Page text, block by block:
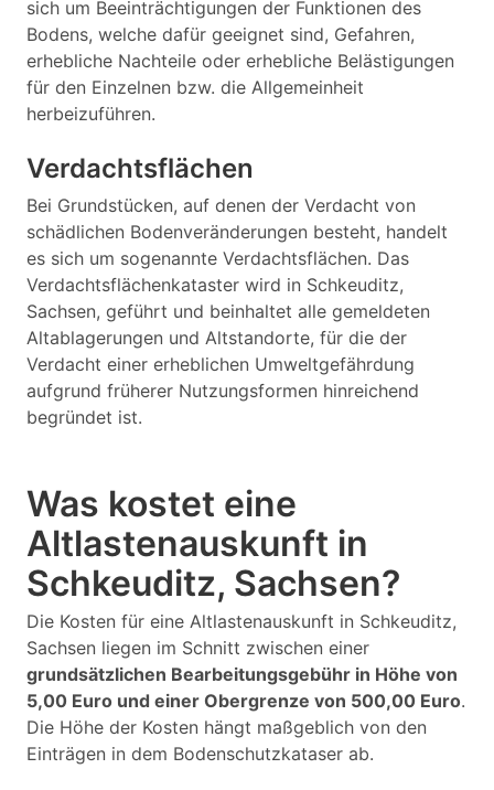
sich um Beeinträchtigungen der Funktionen des
Bodens, welche dafür geeignet sind, Gefahren,
erhebliche Nachteile oder erhebliche Belästigungen
für den Einzelnen bzw. die Allgemeinheit
herbeizuführen.
Verdachtsflächen
Bei Grundstücken, auf denen der Verdacht von
schädlichen Bodenveränderungen besteht, handelt
es sich um sogenannte Verdachtsflächen. Das
Verdachtsflächenkataster wird in Schkeuditz,
Sachsen, geführt und beinhaltet alle gemeldeten
Altablagerungen und Altstandorte, für die der
Verdacht einer erheblichen Umweltgefährdung
aufgrund früherer Nutzungsformen hinreichend
begründet ist.
Was kostet eine
Altlastenauskunft in
Schkeuditz, Sachsen?
Die Kosten für eine Altlastenauskunft in Schkeuditz,
Sachsen liegen im Schnitt zwischen einer
grundsätzlichen Bearbeitungsgebühr in Höhe von
5,00 Euro und einer Obergrenze von 500,00 Euro.
Die Höhe der Kosten hängt maßgeblich von den
Einträgen in dem Bodenschutzkataser ab.